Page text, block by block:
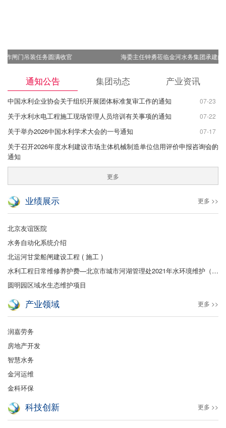
海委主任钟勇莅临金河水务集团承建的永定河卢梁段调研指导
通知公告 集团动态 产业资讯
中国水利企业协会关于组织开展团体标准复审工作的通知 07-23
关于水利水电工程施工现场管理人员培训有关事项的通知 07-22
关于举办2026中国水利学术大会的一号通知 07-17
关于召开2026年度水利建设市场主体机械制造单位信用评价申报咨询会的
通知
07-15
更多
业绩展示 更多 >>
北京友谊医院
水务自动化系统介绍
北运河甘棠船闸建设工程 ( 施工 )
水利工程日常维修养护费—北京市城市河湖管理处2021年水环境维护（保洁及绿化）
圆明园区域水生态维护项目
产业领域 更多 >>
润嘉劳务
房地产开发
智慧水务
金河运维
金科环保
科技创新 更多 >>